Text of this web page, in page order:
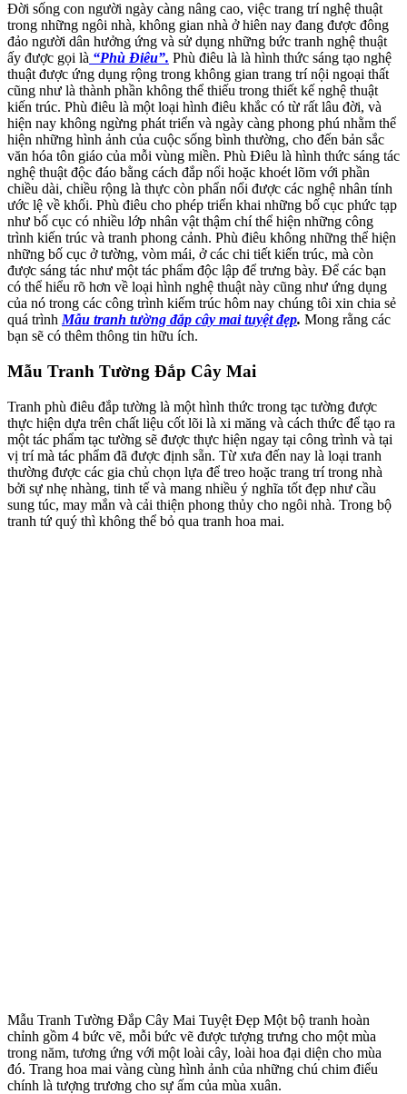
Đời sống con người ngày càng nâng cao, việc trang trí nghệ thuật
trong những ngôi nhà, không gian nhà ở hiên nay đang được đông
đảo người dân hưởng ứng và sử dụng những bức tranh nghệ thuật
ấy được gọi là “Phù Điêu”. Phù điêu là là hình thức sáng tạo nghệ
thuật được ứng dụng rộng trong không gian trang trí nội ngoại thất
cũng như là thành phần không thể thiếu trong thiết kế nghệ thuật
kiến trúc. Phù điêu là một loại hình điêu khắc có từ rất lâu đời, và
hiện nay không ngừng phát triển và ngày càng phong phú nhằm thể
hiện những hình ảnh của cuộc sống bình thường, cho đến bản sắc
văn hóa tôn giáo của mỗi vùng miền. Phù Điêu là hình thức sáng tác
nghệ thuật độc đáo bằng cách đắp nổi hoặc khoét lõm với phần
chiều dài, chiều rộng là thực còn phẩn nổi được các nghệ nhân tính
ước lệ về khối. Phù điêu cho phép triển khai những bố cục phức tạp
như bố cục có nhiều lớp nhân vật thậm chí thể hiện những công
trình kiến trúc và tranh phong cảnh. Phù điêu không những thể hiện
những bố cục ở tường, vòm mái, ở các chi tiết kiến trúc, mà còn
được sáng tác như một tác phẩm độc lập để trưng bày. Để các bạn
có thể hiểu rõ hơn về loại hình nghệ thuật này cũng như ứng dụng
của nó trong các công trình kiếm trúc hôm nay chúng tôi xin chia sẻ
quá trìnhMẫu tranh tường đắp cây mai tuyệt đẹp. Mong rằng các
bạn sẽ có thêm thông tin hữu ích.
Mẫu Tranh Tường Đắp Cây Mai
Tranh phù điêu đắp tường là một hình thức trong tạc tường được
thực hiện dựa trên chất liệu cốt lõi là xi măng và cách thức để tạo ra
một tác phẩm tạc tường sẽ được thực hiện ngay tại công trình và tại
vị trí mà tác phẩm đã được định sẵn. Từ xưa đến nay là loại tranh
thường được các gia chủ chọn lựa để treo hoặc trang trí trong nhà
bởi sự nhẹ nhàng, tinh tế và mang nhiều ý nghĩa tốt đẹp như cầu
sung túc, may mắn và cải thiện phong thủy cho ngôi nhà. Trong bộ
tranh tứ quý thì không thể bỏ qua tranh hoa mai.
Mẫu Tranh Tường Đắp Cây Mai Tuyệt Đẹp Một bộ tranh hoàn
chỉnh gồm 4 bức vẽ, mỗi bức vẽ được tượng trưng cho một mùa
trong năm, tương ứng với một loài cây, loài hoa đại diện cho mùa
đó. Trang hoa mai vàng cùng hình ảnh của những chú chim điểu
chính là tượng trương cho sự ấm của mùa xuân.